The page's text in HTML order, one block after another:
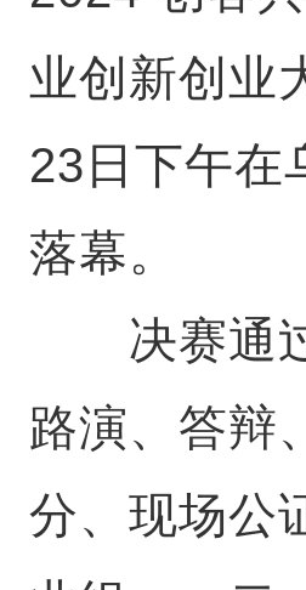
业创新创业
23日下午在
落幕。
决赛通过
路演、答辩
分、现场公